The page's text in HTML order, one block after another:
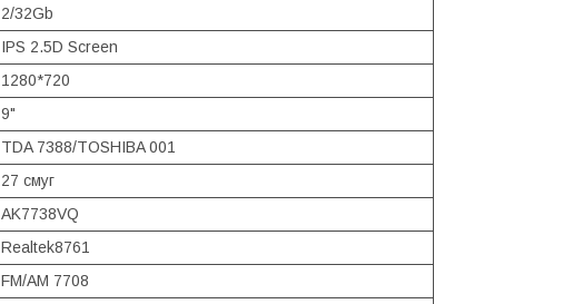
2/32Gb
IPS 2.5D Screen
1280*720
9"
TDA 7388/TOSHIBA 001
27 смуг
AK7738VQ
Realtek8761
FM/AM 7708